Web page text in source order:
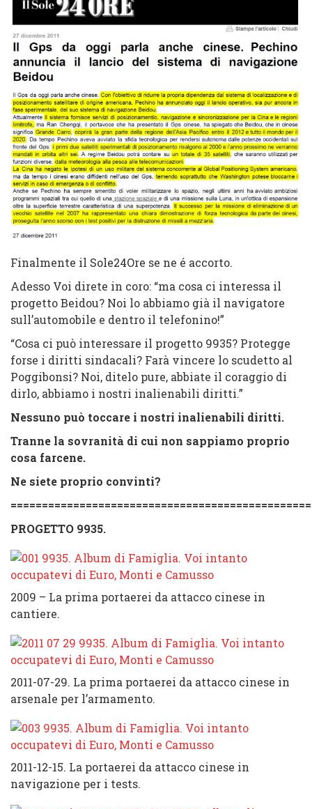
Finalmente il Sole24Ore se ne é accorto.
Adesso Voi direte in coro: “ma cosa ci interessa il
progetto Beidou? Noi lo abbiamo già il navigatore
sull’automobile e dentro il telefonino!”
“Cosa ci può interessare il progetto 9935? Protegge
forse i diritti sindacali? Farà vincere lo scudetto al
Poggibonsi? Noi, ditelo pure, abbiate il coraggio di
dirlo, abbiamo i nostri inalienabili diritti.”
Nessuno può toccare i nostri inalienabili diritti.
Tranne la sovranità di cui non sappiamo proprio
cosa farcene.
Ne siete proprio convinti?
PROGETTO 9935.
2009 – La prima portaerei da attacco cinese in
cantiere.
2011-07-29. La prima portaerei da attacco cinese in
arsenale per l’armamento.
2011-12-15. La portaerei da attacco cinese in
navigazione per i tests.